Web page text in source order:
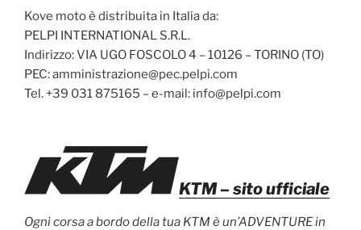
Kove moto è distribuita in Italia da:
PELPI INTERNATIONAL S.R.L.
Indirizzo: VIA UGO FOSCOLO 4 – 10126 – TORINO (TO)
PEC: amministrazione@pec.pelpi.com
Tel. +39 031 875165 – e-mail: info@pelpi.com
KTM– sito ufficiale
Ogni corsa a bordo della tua KTM è un’ADVENTURE in